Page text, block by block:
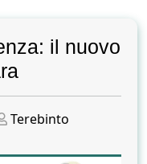
il nuovo
Terebinto